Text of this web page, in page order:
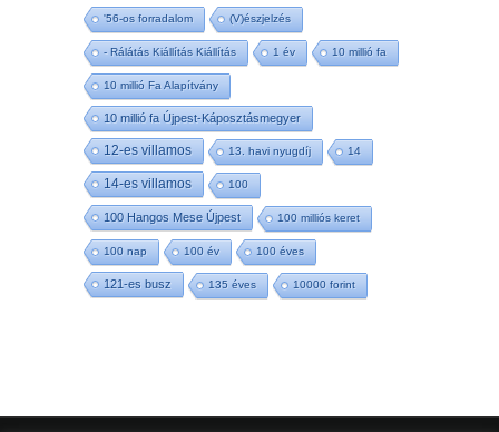
'56-os forradalom (V)észjelzés
- Rálátás Kiállítás Kiállítás 1 év 10 millió fa
10 millió Fa Alapítvány
10 millió fa Újpest-Káposztásmegyer
12-es villamos 13. havi nyugdíj 14
14-es villamos 100
100 Hangos Mese Újpest 100 milliós keret
100 nap 100 év 100 éves
121-es busz 135 éves 10000 forint